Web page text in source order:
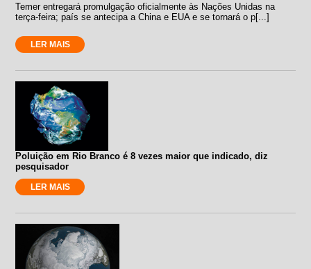
Temer entregará promulgação oficialmente às Nações Unidas na
terça-feira; país se antecipa a China e EUA e se tornará o p[...]
LER MAIS
Poluição em Rio Branco é 8 vezes maior que indicado, diz
pesquisador
LER MAIS